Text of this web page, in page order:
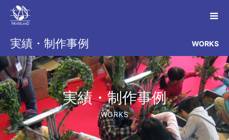
実績・制作事例 WORKS
実績・制作事例
WORKS